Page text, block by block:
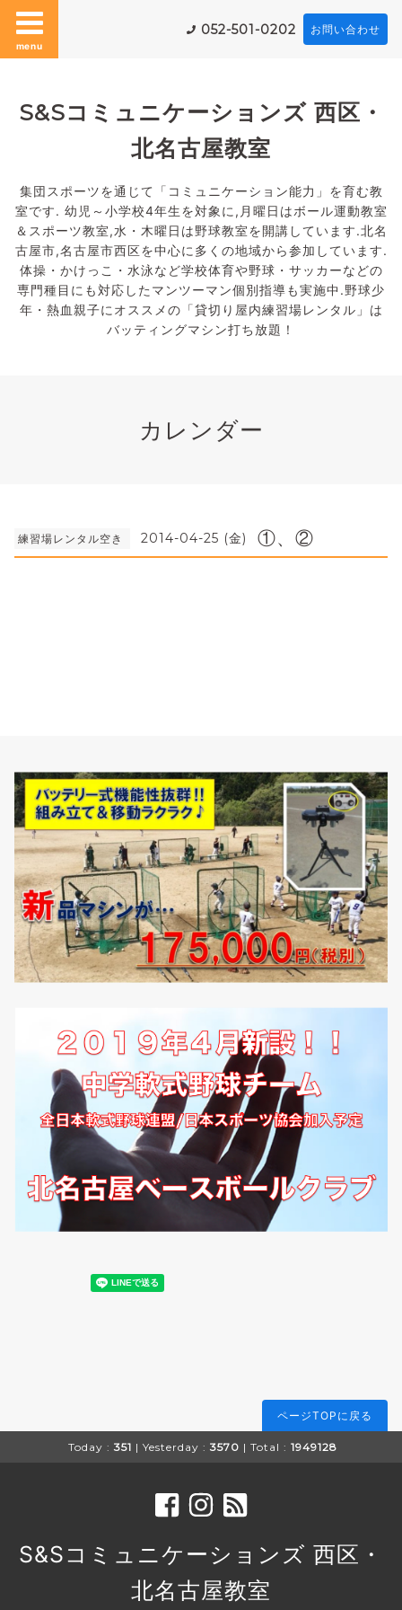
menu
052-501-0202 お問い合わせ
S&Sコミュニケーションズ 西区・
北名古屋教室
集団スポーツを通じて「コミュニケーション能力」を育む教
室です. 幼児～小学校4年生を対象に,月曜日はボール運動教室
＆スポーツ教室,水・木曜日は野球教室を開講しています.北名
古屋市,名古屋市西区を中心に多くの地域から参加しています.
体操・かけっこ・水泳など学校体育や野球・サッカーなどの
専門種目にも対応したマンツーマン個別指導も実施中.野球少
年・熱血親子にオススメの「貸切り屋内練習場レンタル」は
バッティングマシン打ち放題！
カレンダー
練習場レンタル空き 2014-04-25 (金) ①、②
ページTOPに戻る
Today : 351 | Yesterday : 3570 | Total : 1949128
S&Sコミュニケーションズ 西区・
北名古屋教室